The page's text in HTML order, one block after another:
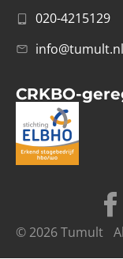
020-4215129
info@tumult.nl
CRKBO-
© 2026 Tumult